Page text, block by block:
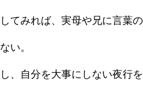
てみれば、実母や兄に言葉
い。
、自分を大事にしない夜行